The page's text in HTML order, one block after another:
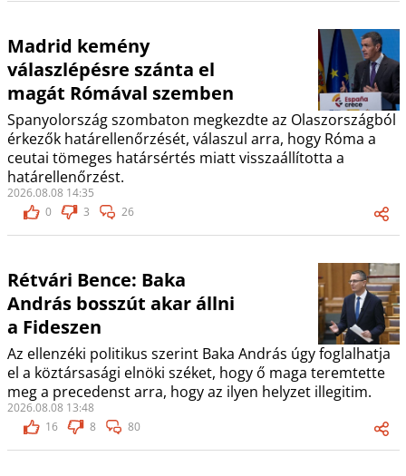
Madrid kemény
válaszlépésre szánta el
magát Rómával szemben
Spanyolország szombaton megkezdte az Olaszországból
érkezők határellenőrzését, válaszul arra, hogy Róma a
ceutai tömeges határsértés miatt visszaállította a
határellenőrzést.
2026.08.08 14:35
0
3 26
Rétvári Bence: Baka
András bosszút akar állni
a Fideszen
Az ellenzéki politikus szerint Baka András úgy foglalhatja
el a köztársasági elnöki széket, hogy ő maga teremtette
meg a precedenst arra, hogy az ilyen helyzet illegitim.
2026.08.08 13:48
16
8 80